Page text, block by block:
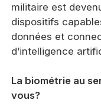
militaire est
dispositifs
données et
d’intelligence
La biométrie au
vous?